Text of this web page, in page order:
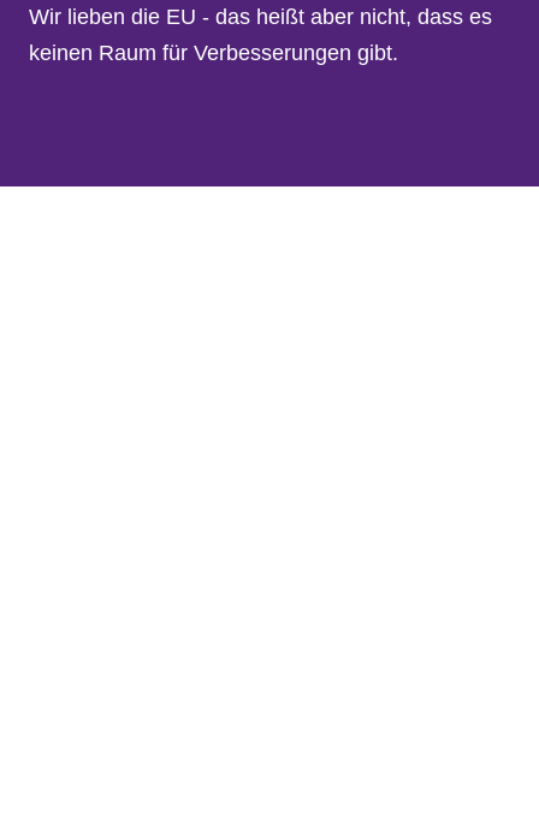
Wir lieben die EU - das heißt aber nicht, dass es
keinen Raum für Verbesserungen gibt.